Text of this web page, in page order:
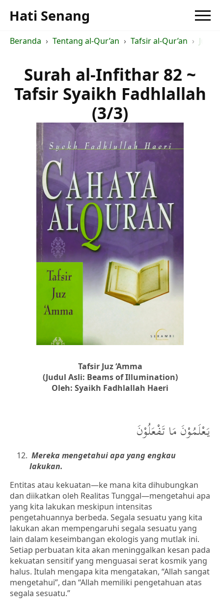
Hati Senang
Beranda Tentang al-Qur’an Tafsir al-Qur’an
Surah al-Infithar 82 ~
Tafsir Syaikh Fadhlallah
(3/3)
Tafsir Juz ‘Amma
(Judul Asli: Beams of Illumination)
Oleh: Syaikh Fadhlallah Haeri
يَعْلَمُوْنَ مَا تَفْعَلُوْنَ
Mereka mengetahui apa yang engkau
lakukan.
Entitas atau kekuatan—ke mana kita dihubungkan
dan diikatkan oleh Realitas Tunggal—mengetahui apa
yang kita lakukan meskipun intensitas
pengetahuannya berbeda. Segala sesuatu yang kita
lakukan akan mempengaruhi segala sesuatu yang
lain dalam keseimbangan ekologis yang mutlak ini.
Setiap perbuatan kita akan meninggalkan kesan pada
kekuatan sensitif yang menguasai serat kosmik yang
halus. Itulah mengapa kita mengatakan, “Allah sangat
mengetahui”, dan “Allah memiliki pengetahuan atas
segala sesuatu.”